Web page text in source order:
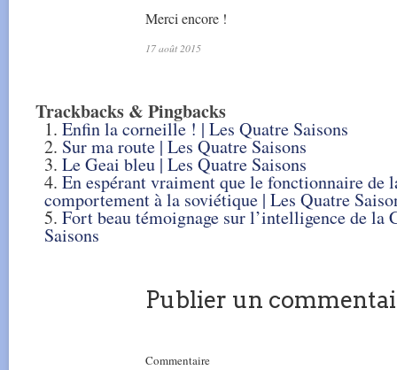
Merci encore !
17 août 2015
Trackbacks & Pingbacks
Enfin la corneille ! | Les Quatre Saisons
Sur ma route | Les Quatre Saisons
Le Geai bleu | Les Quatre Saisons
En espérant vraiment que le fonctionnaire de
comportement à la soviétique | Les Quatre
Fort beau témoignage sur l’intelligence de la
Saisons
Publier un
Commentaire